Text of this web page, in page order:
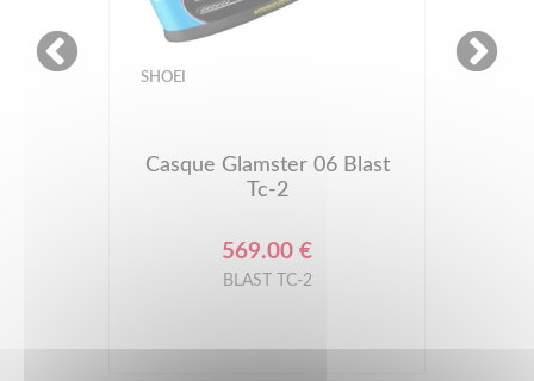
SHOEI
Casque Glamster 06 Blast
Tc-2
569.00 €
BLAST TC-2